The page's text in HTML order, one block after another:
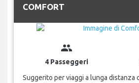
COMFORT
group
4 Passeggeri
Suggerito per viaggi a lunga distanza